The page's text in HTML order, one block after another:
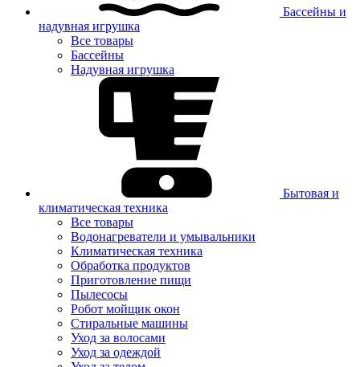
Бассейны и
надувная игрушка
Все товары
Бассейны
Надувная игрушка
Бытовая и
климатическая техника
Все товары
Водонагреватели и умывальники
Климатическая техника
Обработка продуктов
Приготовление пищи
Пылесосы
Робот мойщик окон
Стиральные машины
Уход за волосами
Уход за одеждой